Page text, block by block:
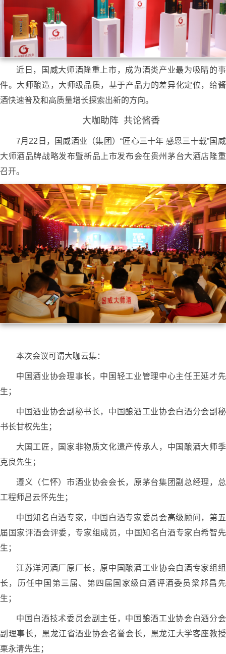
近日，国威大师酒隆重上市，成为酒类产业最为吸睛的事
件。大师酿造，大师级品质，基于产品力的差异化定位，给酱
酒快速普及和高质量增长探索出新的方向。
大咖助阵 共论酱香
7月22日，国威酒业（集团）“匠心三十年 感恩三十载”国威
大师酒品牌战略发布暨新品上市发布会在贵州茅台大酒店隆重
召开。
本次会议可谓大咖云集：
中国酒业协会理事长，中国轻工业管理中心主任王延才先
生；
中国酒业协会副秘书长，中国酿酒工业协会白酒分会副秘
书长甘权先生；
大国工匠，国家非物质文化遗产传承人，中国酿酒大师季
克良先生；
遵义（仁怀）市酒业协会会长，原茅台集团副总经理，总
工程师吕云怀先生；
中国知名白酒专家，中国白酒专家委员会高级顾问，第五
届国家评酒会评委，专家组成员，中国知名白酒专家白希智先
生；
江苏洋河酒厂原厂长，原中国酿酒工业协会白酒专家组组
长，历任中国第三届、第四届国家级白酒评酒委员梁邦昌先
生；
中国白酒技术委员会副主任，中国酿酒工业协会白酒分会
副理事长，黑龙江省酒业协会名誉会长，黑龙江大学客座教授
栗永清先生；